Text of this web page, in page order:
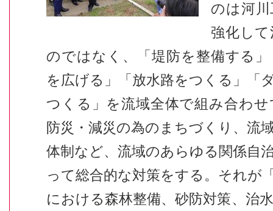
のは河
強化し
のではなく、「堤防を整備する
を広げる」「放水路をつくる」「
つくる」を流域全体で組み合わ
防災・減災の為のまちづくり、流
体制など、流域のあらゆる関係自
って総合的な対策をする。それが
における森林整備、砂防対策、治